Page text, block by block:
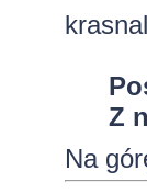
Z
Na